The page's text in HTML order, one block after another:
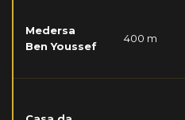
Medersa
Ben Youssef
400 m